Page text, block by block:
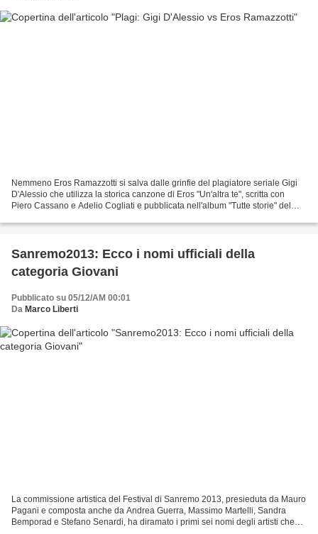
Nemmeno Eros Ramazzotti si salva dalle grinfie del plagiatore seriale Gigi
D'Alessio che utilizza la storica canzone di Eros "Un'altra te", scritta con
Piero Cassano e Adelio Cogliati e pubblicata nell'album "Tutte storie" del
Sanremo2013: Ecco i nomi ufficiali della
categoria Giovani
Pubblicato su 05/12/AM 00:01
Da Marco Liberti
La commissione artistica del Festival di Sanremo 2013, presieduta da Mauro
Pagani e composta anche da Andrea Guerra, Massimo Martelli, Sandra
Bemporad e Stefano Senardi, ha diramato i primi sei nomi degli artisti che